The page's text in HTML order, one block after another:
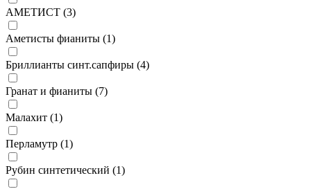
АМЕТИСТ (3)
Аметисты фианиты (1)
Бриллианты синт.сапфиры (4)
Гранат и фианиты (7)
Малахит (1)
Перламутр (1)
Рубин синтетический (1)